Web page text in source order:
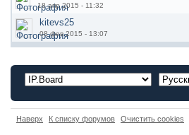
18 апр 2015 - 11:32
kitevs25
08 фев 2015 - 13:07
Наверх К списку форумов Очистить cookies